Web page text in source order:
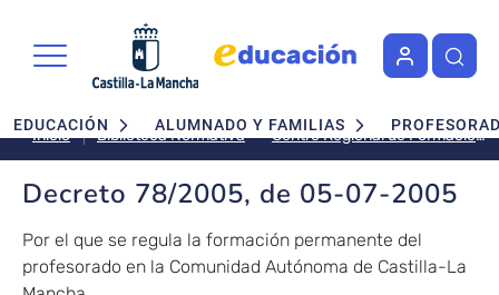
Navegación principal
EDUCACIÓN ALUMNADO Y FAMILIAS
Inicio Biblioteca Normativa Centro Regional de Formación del Profesorado
Decreto 78/2005, de 05-07-2005
Por el que se regula la formación permanente del
profesorado en la Comunidad Autónoma de Castilla-La